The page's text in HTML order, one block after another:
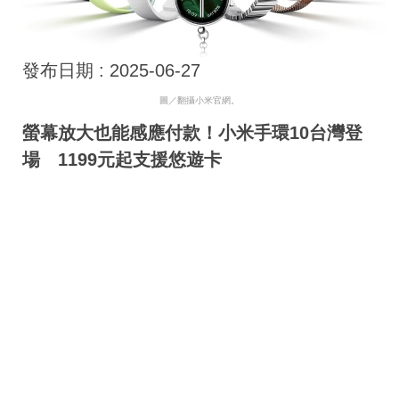
發布日期 : 2025-06-27
圖／翻攝小米官網。
螢幕放大也能感應付款！小米手環10台灣登
場 1199元起支援悠遊卡